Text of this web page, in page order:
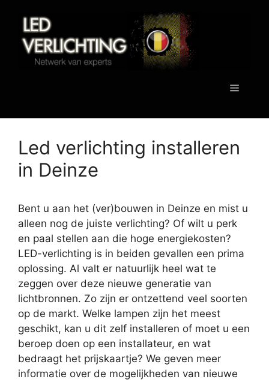
inhoud
Menu
Led verlichting installeren
in Deinze
Bent u aan het (ver)bouwen in Deinze en mist u
alleen nog de juiste verlichting? Of wilt u perk
en paal stellen aan die hoge energiekosten?
LED-verlichting is in beiden gevallen een prima
oplossing. Al valt er natuurlijk heel wat te
zeggen over deze nieuwe generatie van
lichtbronnen. Zo zijn er ontzettend veel soorten
op de markt. Welke lampen zijn het meest
geschikt, kan u dit zelf installeren of moet u een
beroep doen op een installateur, en wat
bedraagt het prijskaartje? We geven meer
informatie over de mogelijkheden van nieuwe